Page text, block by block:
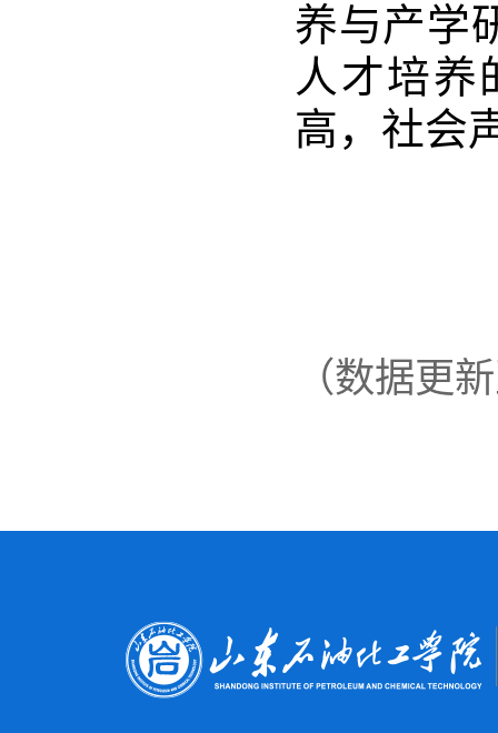
养与产学
人才培养
高，社会
（数据更